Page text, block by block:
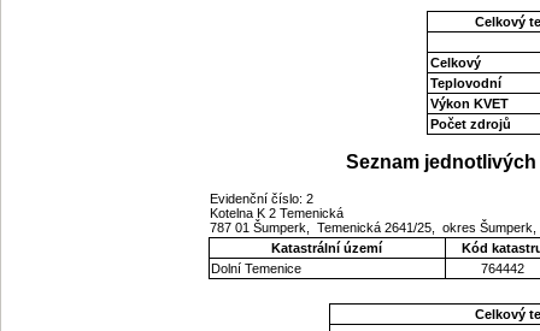
Celkový
Celkový
Teplovodní
Výkon KVET
Počet zdrojů
Seznam
Evidenční číslo: 2
Kotelna K 2 Temenická
787 01 Šumperk, Temenická 2641/25, okres
Katastrální území
Kód
Dolní Temenice
764442
Celkový